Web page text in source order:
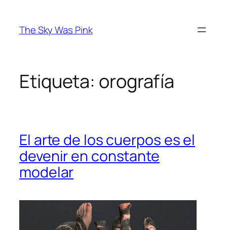
contenido
The Sky Was Pink
Etiqueta: orografía
El arte de los cuerpos es el
devenir en constante
modelar